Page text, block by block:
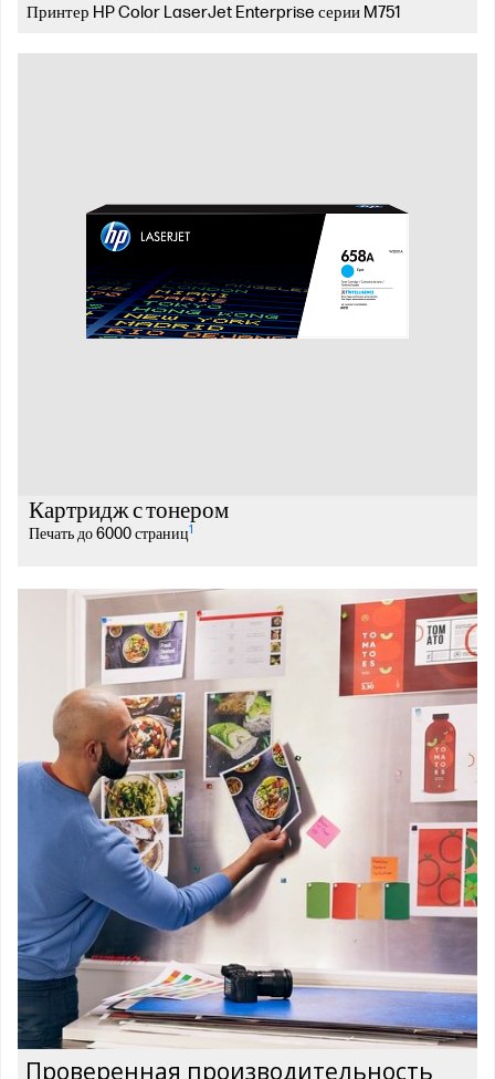
Принтер HP Color LaserJet Enterprise серии M751
Картридж с тонером
Печать до 6000 страниц1
Проверенная производительность